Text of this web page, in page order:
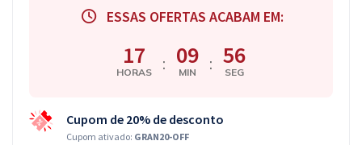
ESSAS OFERTAS ACABAM EM:
17
HORAS : 09
MIN : 56
SEG
Cupom de 20% de desconto
Cupom ativado: GRAN20-OFF